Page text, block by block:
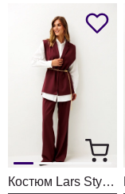
Костюм Lars Style 1246 оттенки бордо+молочного